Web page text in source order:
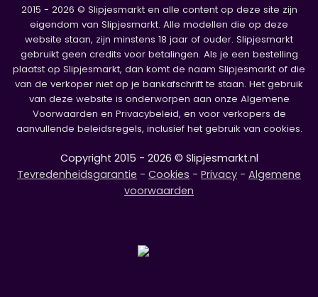
2015 - 2026 © Slipjesmarkt en alle content op deze site zijn
eigendom van Slipjesmarkt. Alle modellen die op deze
website staan, zijn minstens 18 jaar of ouder. Slipjesmarkt
gebruikt geen credits voor betalingen. Als je een bestelling
plaatst op Slipjesmarkt, dan komt de naam Slipjesmarkt of die
van de verkoper niet op je bankafschrift te staan. Het gebruik
van deze website is onderworpen aan onze Algemene
Voorwaarden en Privacybeleid, en voor verkopers de
aanvullende beleidsregels, inclusief het gebruik van cookies.
Copyright 2015 - 2026 © Slipjesmarkt.nl
Tevredenheidsgarantie - Cookies - Privacy - Algemene
voorwaarden